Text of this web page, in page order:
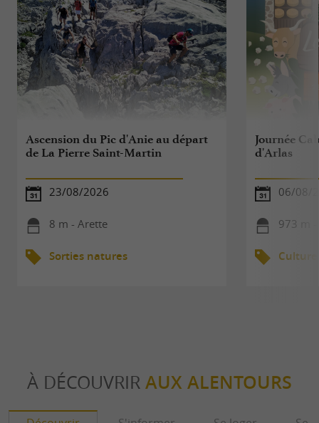
Ascension du Pic d'Anie au départ
de La Pierre Saint-Martin
23/08/2026
8 m - Arette
Sorties natures
Journée
d'Arlas
06/08/
973 m
Culture
À DÉCOUVRIR AUX ALENTOURS